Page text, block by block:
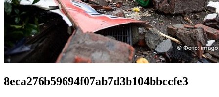
8eca276b59694f07ab7d3b104bbccfe3